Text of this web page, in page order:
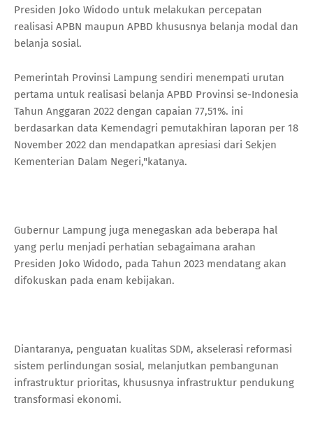
Presiden Joko Widodo untuk melakukan percepatan
realisasi APBN maupun APBD khususnya belanja modal dan
belanja sosial.
Pemerintah Provinsi Lampung sendiri menempati urutan
pertama untuk realisasi belanja APBD Provinsi se-Indonesia
Tahun Anggaran 2022 dengan capaian 77,51%. ini
berdasarkan data Kemendagri pemutakhiran laporan per 18
November 2022 dan mendapatkan apresiasi dari Sekjen
Kementerian Dalam Negeri,"katanya.
Gubernur Lampung juga menegaskan ada beberapa hal
yang perlu menjadi perhatian sebagaimana arahan
Presiden Joko Widodo, pada Tahun 2023 mendatang akan
difokuskan pada enam kebijakan.
Diantaranya, penguatan kualitas SDM, akselerasi reformasi
sistem perlindungan sosial, melanjutkan pembangunan
infrastruktur prioritas, khususnya infrastruktur pendukung
transformasi ekonomi.